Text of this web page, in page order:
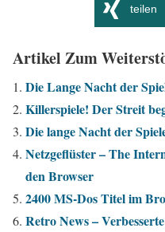
teilen
Artikel Zum
Die Lange Nacht der
Killerspiele! Der Streit
Die lange Nacht der
Netzgeflüster – The
den Browser
2400 MS-Dos Titel im
Retro News –